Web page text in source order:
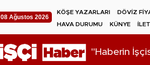
08 Ağustos 2026
KÖŞE YAZARLARI DÖVİZ
HAVA DURUMU
KÜNYE
"Haberin